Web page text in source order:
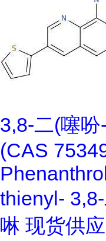
3,8-二(噻
(CAS
thienyl-
啉 现货供应